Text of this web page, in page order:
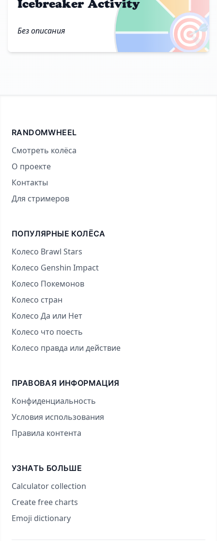
🎯
Icebreaker Activity
Без описания
RANDOMWHEEL
Смотреть колёса
О проекте
Контакты
Для стримеров
ПОПУЛЯРНЫЕ КОЛЁСА
Колесо Brawl Stars
Колесо Genshin Impact
Колесо Покемонов
Колесо стран
Колесо Да или Нет
Колесо что поесть
Колесо правда или действие
ПРАВОВАЯ ИНФОРМАЦИЯ
Конфиденциальность
Условия использования
Правила контента
УЗНАТЬ БОЛЬШЕ
Calculator collection
Create free charts
Emoji dictionary